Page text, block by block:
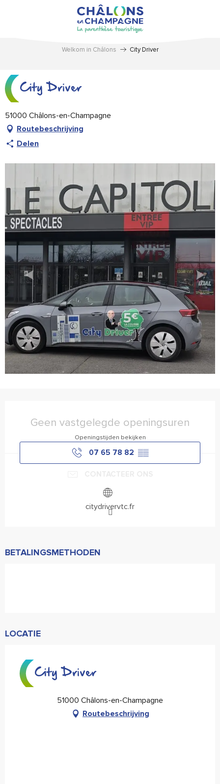
Welkom in Châlons City Driver
City Driver
51000 Châlons-en-Champagne
Routebeschrijving
Delen
Geen vastgelegde openingsuren
Openingstijden bekijken
07 65 78 82 ▒▒
citydrivervtc.fr
BETALINGSMETHODEN
LOCATIE
City Driver
51000 Châlons-en-Champagne
Routebeschrijving